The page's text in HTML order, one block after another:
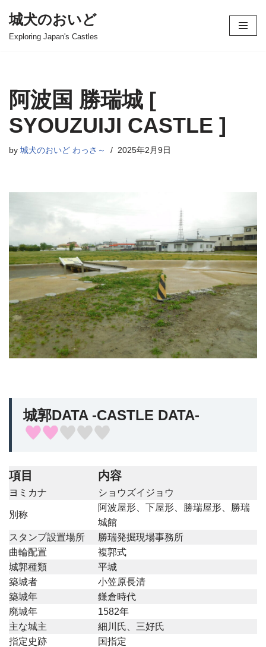
コ
ツ
へ
ス
キ
ッ
城犬のおいど
Exploring Japan's Castles
阿波国 勝瑞城 [
SYOUZUIJI CASTLE ]
by 城犬のおいど わっさ～ 2025年2月9日
城郭DATA -CASTLE DATA-
項目 内容
ヨミカナ ショウズイジョウ
別称
阿波屋形、下屋形、勝瑞屋形、勝瑞
城館
スタンプ設置場所
勝瑞発掘現場事務所
曲輪配置
複郭式
城郭種類
平城
築城者
小笠原長清
築城年
鎌倉時代
廃城年
1582年
主な城主
細川氏、三好氏
指定史跡
国指定